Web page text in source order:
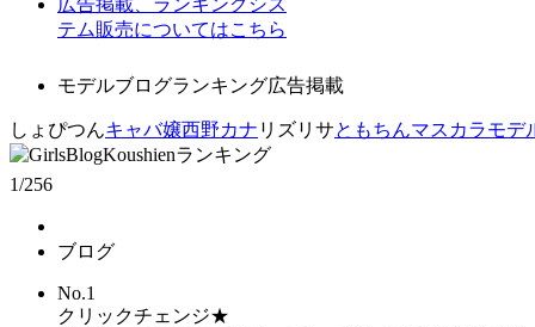
広告掲載、ランキングシス
テム販売についてはこちら
モデルブログランキング広告掲載
しょぴつんキャバ嬢西野カナ リズリサともちんマスカラモデ
1/256
ブログ
No.1
クリックチェンジ★